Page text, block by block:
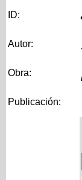
ID:
Autor:
Obra:
Publicación: